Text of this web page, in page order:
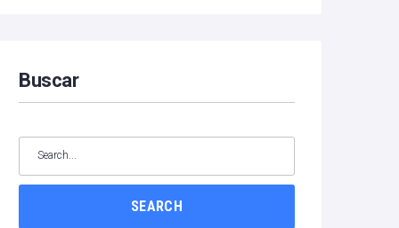
Buscar
SEARCH